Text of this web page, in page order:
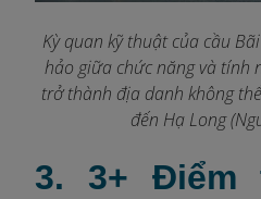
Kỳ quan kỹ thuật của cầu
hảo giữa chức năng và tính
trở thành địa danh không
đến Hạ Long
3. 3+ Điểm